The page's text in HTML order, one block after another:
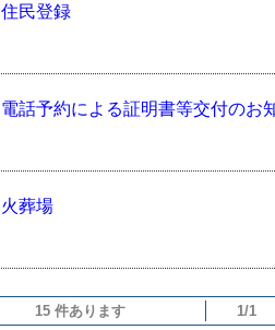
住民登録
電話予約による証明書等交付のお
火葬場
15 件あります 1/1